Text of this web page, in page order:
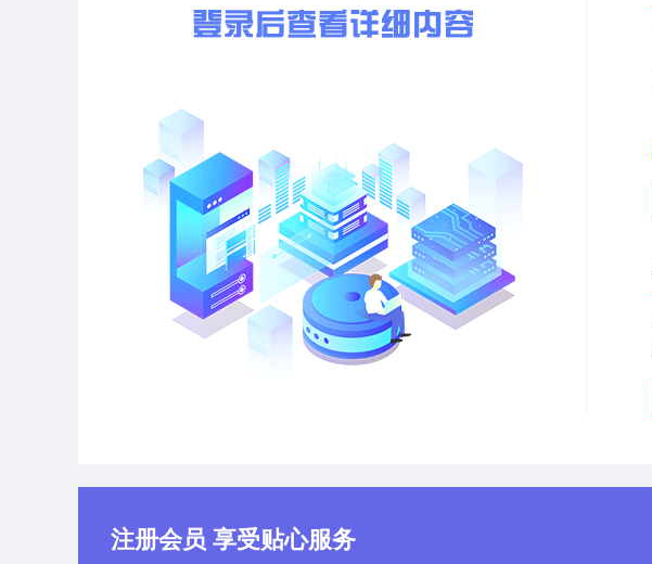
注册会员 享受贴心服务